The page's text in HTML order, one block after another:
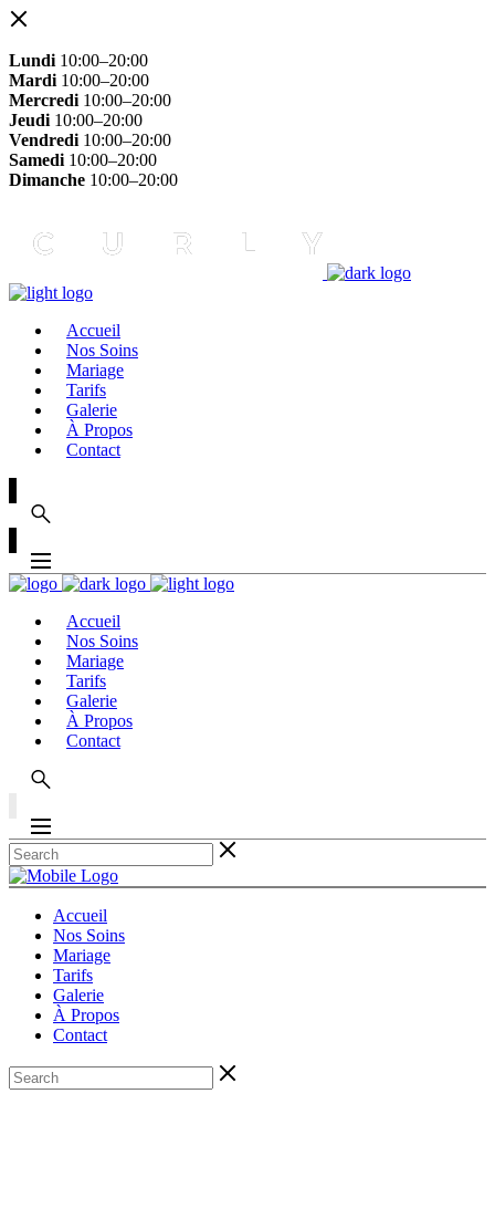
Lundi 10:00–20:00
Mardi 10:00–20:00
Mercredi 10:00–20:00
Jeudi 10:00–20:00
Vendredi 10:00–20:00
Samedi 10:00–20:00
Dimanche 10:00–20:00
Accueil
Nos Soins
Mariage
Tarifs
Galerie
À Propos
Contact
Accueil
Nos Soins
Mariage
Tarifs
Galerie
À Propos
Contact
Accueil
Nos Soins
Mariage
Tarifs
Galerie
À Propos
Contact